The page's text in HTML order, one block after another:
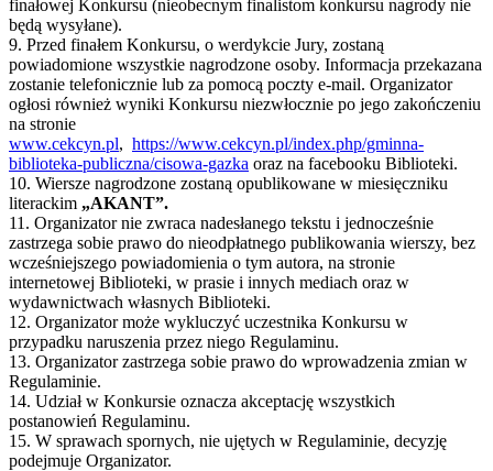
finałowej Konkursu (nieobecnym finalistom konkursu nagrody nie
będą wysyłane).
9. Przed finałem Konkursu, o werdykcie Jury, zostaną
powiadomione wszystkie nagrodzone osoby. Informacja przekazana
zostanie telefonicznie lub za pomocą poczty e-mail. Organizator
ogłosi również wyniki Konkursu niezwłocznie po jego zakończeniu
na stronie
www.cekcyn.pl, https://www.cekcyn.pl/index.php/gminna-
biblioteka-publiczna/cisowa-gazka oraz na facebooku Biblioteki.
10. Wiersze nagrodzone zostaną opublikowane w miesięczniku
literackim „AKANT”.
11. Organizator nie zwraca nadesłanego tekstu i jednocześnie
zastrzega sobie prawo do nieodpłatnego publikowania wierszy, bez
wcześniejszego powiadomienia o tym autora, na stronie
internetowej Biblioteki, w prasie i innych mediach oraz w
wydawnictwach własnych Biblioteki.
12. Organizator może wykluczyć uczestnika Konkursu w
przypadku naruszenia przez niego Regulaminu.
13. Organizator zastrzega sobie prawo do wprowadzenia zmian w
Regulaminie.
14. Udział w Konkursie oznacza akceptację wszystkich
postanowień Regulaminu.
15. W sprawach spornych, nie ujętych w Regulaminie, decyzję
podejmuje Organizator.